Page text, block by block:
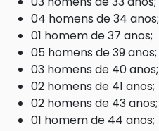
04 homens de 34 anos;
01 homem de 37 anos;
05 homens de 39 anos;
03 homens de 40 anos;
02 homens de 41 anos;
02 homens de 43 anos;
01 homem de 44 anos;